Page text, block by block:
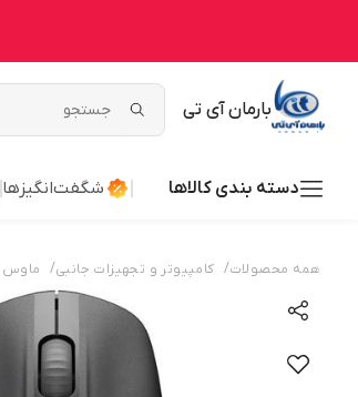
بارمان آی تی
دسته بندی کالاها شگفت‌انگیزها
همه محصولات/ کامپیوتر و تجهیزات جانبی/ ماوس